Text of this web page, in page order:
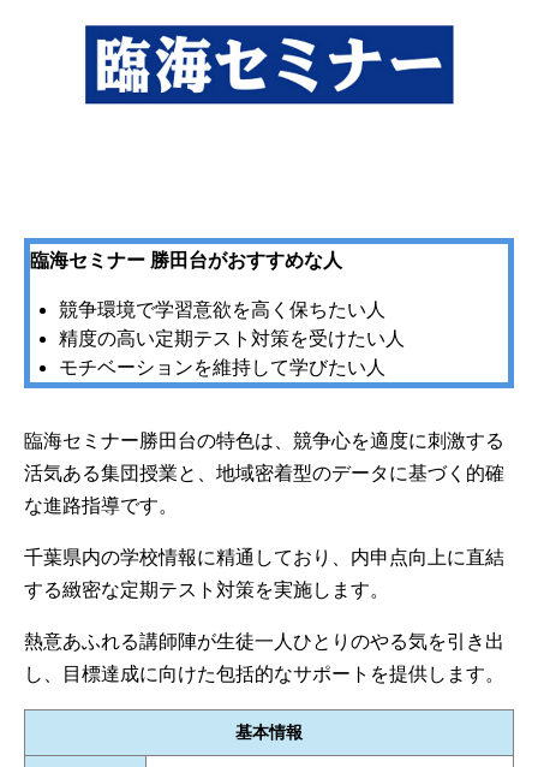
臨海セミナー 勝田台がおすすめな人
競争環境で学習意欲を高く保ちたい人
精度の高い定期テスト対策を受けたい人
モチベーションを維持して学びたい人
臨海セミナー勝田台の特色は、競争心を適度に刺激する
活気ある集団授業と、地域密着型のデータに基づく的確
な進路指導です。
千葉県内の学校情報に精通しており、内申点向上に直結
する緻密な定期テスト対策を実施します。
熱意あふれる講師陣が生徒一人ひとりのやる気を引き出
し、目標達成に向けた包括的なサポートを提供します。
基本情報